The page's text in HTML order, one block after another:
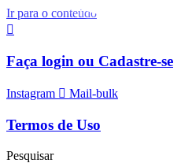
Ir para o conteúdo
Faça login ou Cadastre-se
Instagram Mail-bulk
Termos de Uso
Pesquisar